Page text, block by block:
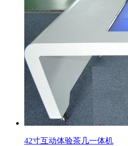
42寸互动体验茶几一体机